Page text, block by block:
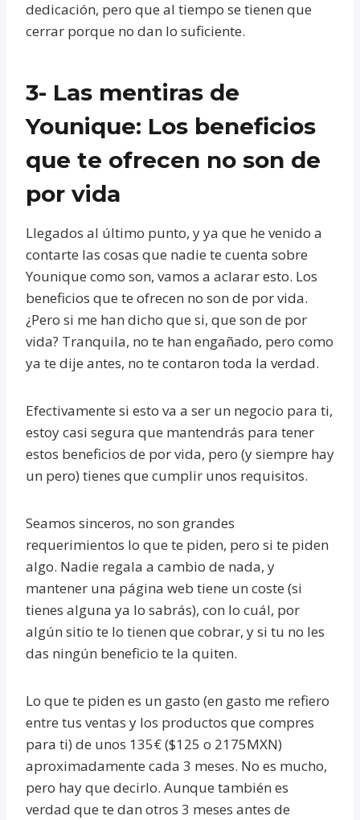
dedicación, pero que al tiempo se tienen que
cerrar porque no dan lo suficiente.
3- Las mentiras de
Younique: Los beneficios
que te ofrecen no son de
por vida
Llegados al último punto, y ya que he venido a
contarte las cosas que nadie te cuenta sobre
Younique como son, vamos a aclarar esto. Los
beneficios que te ofrecen no son de por vida.
¿Pero si me han dicho que si, que son de por
vida? Tranquila, no te han engañado, pero como
ya te dije antes, no te contaron toda la verdad.
Efectivamente si esto va a ser un negocio para ti,
estoy casi segura que mantendrás para tener
estos beneficios de por vida, pero (y siempre hay
un pero) tienes que cumplir unos requisitos.
Seamos sinceros, no son grandes
requerimientos lo que te piden, pero si te piden
algo. Nadie regala a cambio de nada, y
mantener una página web tiene un coste (si
tienes alguna ya lo sabrás), con lo cuál, por
algún sitio te lo tienen que cobrar, y si tu no les
das ningún beneficio te la quiten.
Lo que te piden es un gasto (en gasto me refiero
entre tus ventas y los productos que compres
para ti) de unos 135€ ($125 o 2175MXN)
aproximadamente cada 3 meses. No es mucho,
pero hay que decirlo. Aunque también es
verdad que te dan otros 3 meses antes de